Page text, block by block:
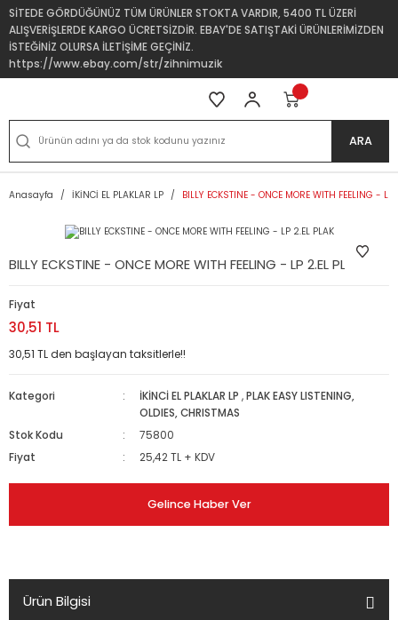
SİTEDE GÖRDÜĞÜNÜZ TÜM ÜRÜNLER STOKTA VARDIR, 5400 TL ÜZERİ
ALIŞVERİŞLERDE KARGO ÜCRETSİZDİR. EBAY'DE SATIŞTAKİ ÜRÜNLERİMİZDEN
İSTEĞİNİZ OLURSA İLETİŞİME GEÇİNİZ.
https://www.ebay.com/str/zihnimuzik
ARA
Anasayfa İKİNCİ EL PLAKLAR LP BILLY ECKSTINE - ONCE MORE WITH FEELING - LP
BILLY ECKSTINE - ONCE MORE WITH FEELING - LP 2.EL PLAK
Fiyat
30,51 TL
30,51 TL den başlayan taksitlerle!!
Kategori İKİNCİ EL PLAKLAR LP ,PLAK EASY LISTENING,
OLDIES, CHRISTMAS
Stok Kodu
75800
Fiyat
25,42 TL + KDV
Gelince Haber Ver
Ürün Bilgisi